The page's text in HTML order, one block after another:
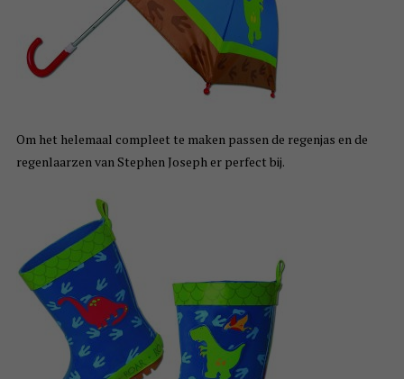
Om het helemaal compleet te maken passen de regenjas en de
regenlaarzen van Stephen Joseph er perfect bij.